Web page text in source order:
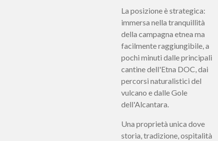
La posizione è strategica:
immersa nella tranquillità
della campagna etnea ma
facilmente raggiungibile, a
pochi minuti dalle principali
cantine dell'Etna DOC, dai
percorsi naturalistici del
vulcano e dalle Gole
dell'Alcantara.
Una proprietà unica dove
storia, tradizione, ospitalità